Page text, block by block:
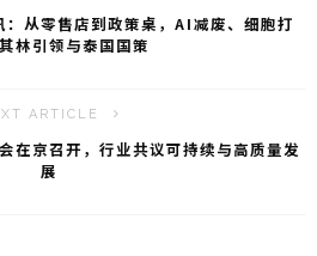
从零售店到政策桌，AI减废、细胞打
林引领与泰国国策
ARTICLE
在京召开，行业共议可持续与高质量发
展